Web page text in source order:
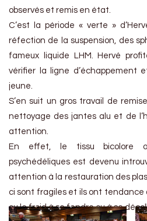
observés et remis en état.
C’est la période « verte »
réfection de la suspension, des
fameux liquide LHM. Hervé
vérifier la ligne d’échappement
jeune.
S’en suit un gros travail de
nettoyage des jantes alu et de
attention.
En effet, le tissu bicolore
psychédéliques est devenu
attention à la restauration des
ci sont fragiles et ils ont tendance
ou le froid à se fendre ou à se